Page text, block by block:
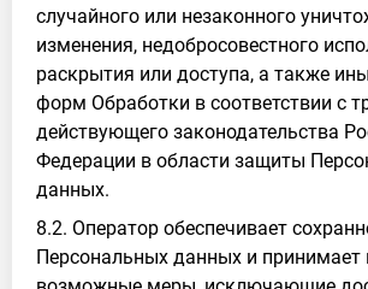
случайного или незаконного
изменения, недобросовестного
раскрытия или доступа, а также
форм Обработки в соответствии с
действующего законодательства
Федерации в области защиты
данных.
8.2. Оператор обеспечивает
Персональных данных и принимает